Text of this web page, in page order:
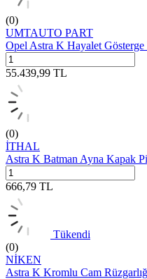
(0)
UMTAUTO PART
Opel Astra K Hayalet
55.439,99 TL
(0)
İTHAL
Astra K Batman Ayna Kapak
666,79 TL
Tükendi
(0)
NİKEN
Astra K Kromlu Cam